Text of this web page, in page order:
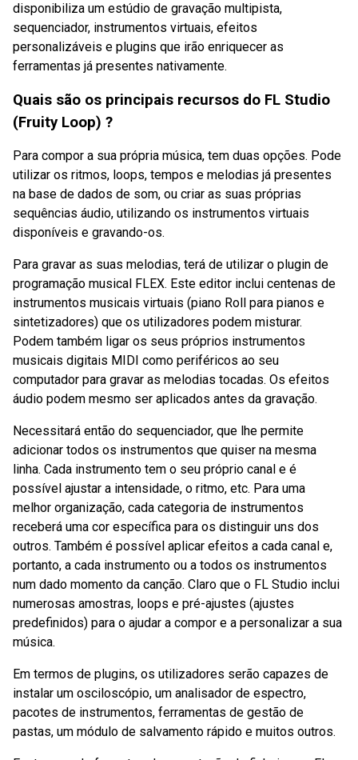
disponibiliza um estúdio de gravação multipista,
sequenciador, instrumentos virtuais, efeitos
personalizáveis e plugins que irão enriquecer as
ferramentas já presentes nativamente.
Quais são os principais recursos do FL Studio
(Fruity Loop) ?
Para compor a sua própria música, tem duas opções. Pode
utilizar os ritmos, loops, tempos e melodias já presentes
na base de dados de som, ou criar as suas próprias
sequências áudio, utilizando os instrumentos virtuais
disponíveis e gravando-os.
Para gravar as suas melodias, terá de utilizar o plugin de
programação musical FLEX. Este editor inclui centenas de
instrumentos musicais virtuais (piano Roll para pianos e
sintetizadores) que os utilizadores podem misturar.
Podem também ligar os seus próprios instrumentos
musicais digitais MIDI como periféricos ao seu
computador para gravar as melodias tocadas. Os efeitos
áudio podem mesmo ser aplicados antes da gravação.
Necessitará então do sequenciador, que lhe permite
adicionar todos os instrumentos que quiser na mesma
linha. Cada instrumento tem o seu próprio canal e é
possível ajustar a intensidade, o ritmo, etc. Para uma
melhor organização, cada categoria de instrumentos
receberá uma cor específica para os distinguir uns dos
outros. Também é possível aplicar efeitos a cada canal e,
portanto, a cada instrumento ou a todos os instrumentos
num dado momento da canção. Claro que o FL Studio inclui
numerosas amostras, loops e pré-ajustes (ajustes
predefinidos) para o ajudar a compor e a personalizar a sua
música.
Em termos de plugins, os utilizadores serão capazes de
instalar um osciloscópio, um analisador de espectro,
pacotes de instrumentos, ferramentas de gestão de
pastas, um módulo de salvamento rápido e muitos outros.